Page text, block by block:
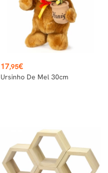
Preço
17,95€
Ursinho De Mel 30cm